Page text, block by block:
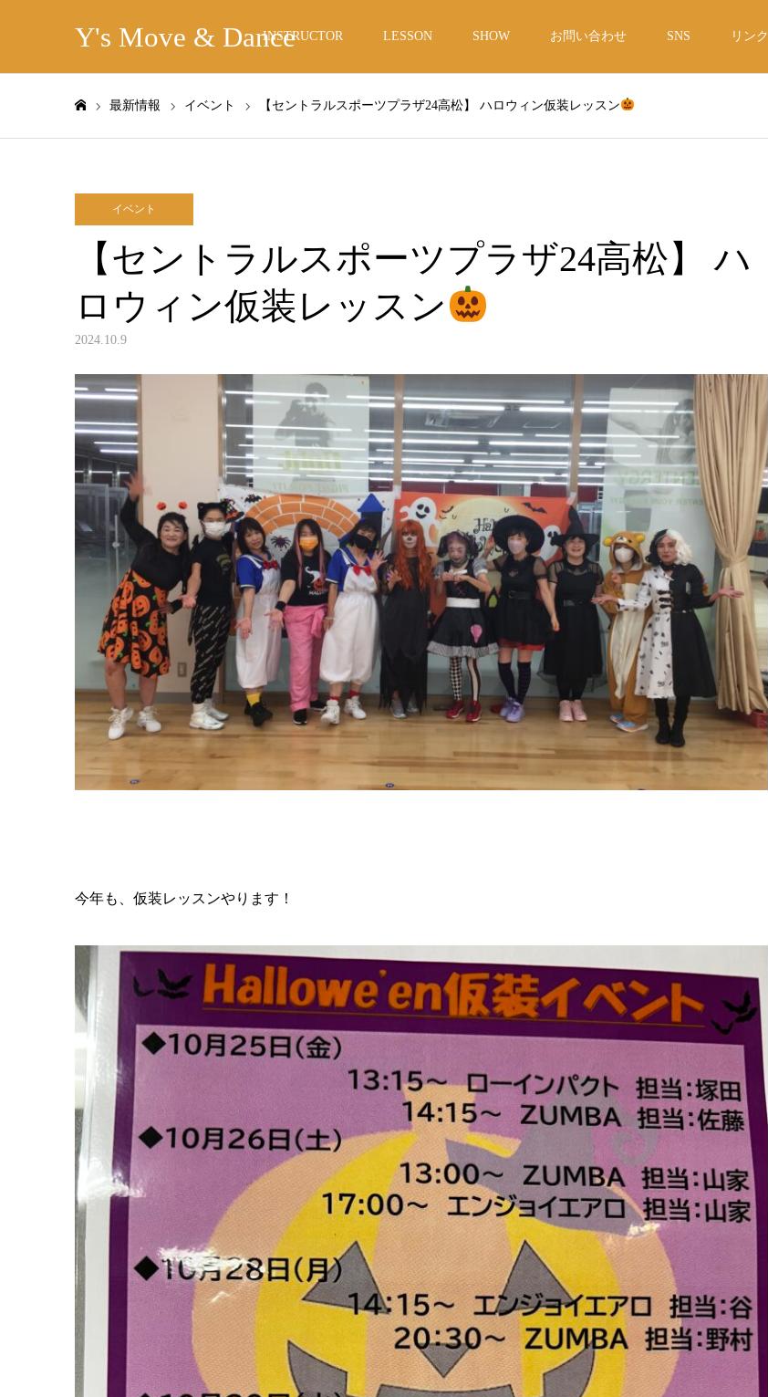
Y's Move & DanceINSTRUCTOR LESSON SHOW お問い合わせ SNS リンク
最新情報 イベント 【セントラルスポーツプラザ24高松】 ハロウィン仮装レッスン
イベント
【セントラルスポーツプラザ24高松】 ハ
ロウィン仮装レッスン
2024.10.9
今年も、仮装レッスンやります！